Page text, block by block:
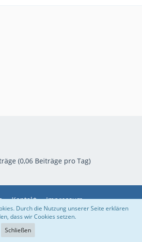
(0,06 Beiträge pro Tag)
Kontakt Impressum
Software:
Durch die Nutzung unserer Seite erklären
dass wir Cookies setzen.
Schließen